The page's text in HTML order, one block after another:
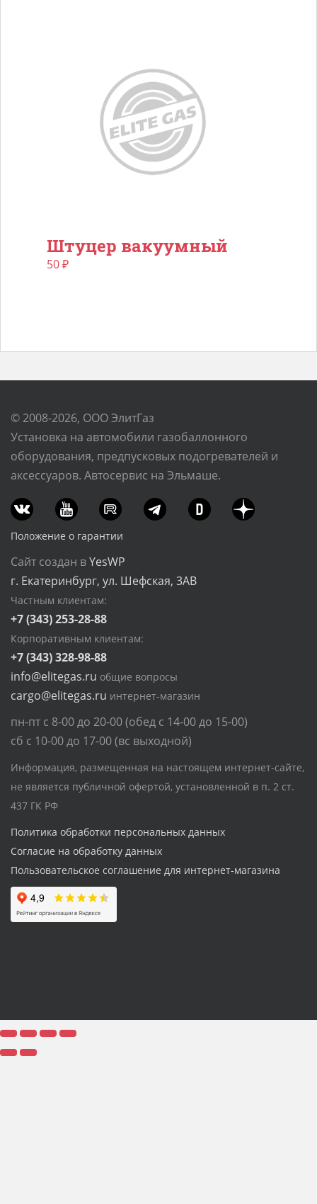
Штуцер вакуумный
50₽
© 2008-2026, ООО ЭлитГаз
Установка на автомобили газобаллонного
оборудования, предпусковых подогревателей и
аксессуаров. Автосервис на Эльмаше.
Положение о гарантии
Сайт создан вYesWP
г. Екатеринбург, ул. Шефская, 3АВ
Частным клиентам:
+7 (343) 253-28-88
Корпоративным клиентам:
+7 (343) 328-98-88
info@elitegas.ru общие вопросы
cargo@elitegas.ru интернет-магазин
пн-пт с 8-00 до 20-00 (обед с 14-00 до 15-00)
сб с 10-00 до 17-00 (вс выходной)
Информация, размещенная на настоящем интернет-сайте,
не является публичной офертой, установленной в п. 2 ст.
437 ГК РФ
Политика обработки персональных данных
Согласие на обработку данных
Пользовательское соглашение для интернет-магазина